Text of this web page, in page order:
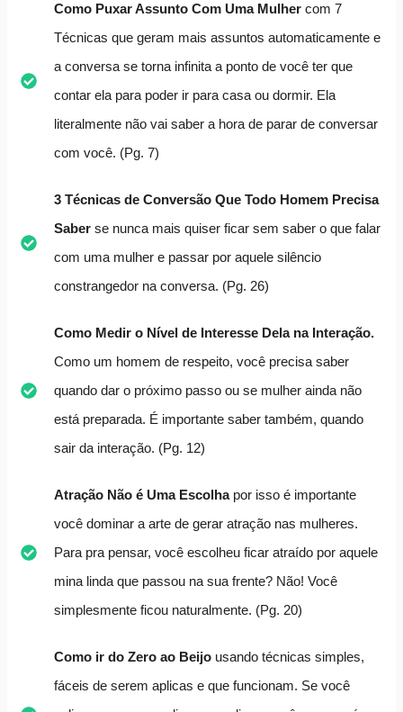
Como Puxar Assunto Com Uma Mulher com 7
Técnicas que geram mais assuntos automaticamente e
a conversa se torna infinita a ponto de você ter que
contar ela para poder ir para casa ou dormir. Ela
literalmente não vai saber a hora de parar de conversar
com você. (Pg. 7)
3 Técnicas de Conversão Que Todo Homem Precisa
Saberse nunca mais quiser ficar sem saber o que falar
com uma mulher e passar por aquele silêncio
constrangedor na conversa. (Pg. 26)
Como Medir o Nível de Interesse Dela na Interação.
Como um homem de respeito, você precisa saber
quando dar o próximo passo ou se mulher ainda não
está preparada. É importante saber também, quando
sair da interação. (Pg. 12)
Atração Não é Uma Escolha por isso é importante
você dominar a arte de gerar atração nas mulheres.
Para pra pensar, você escolheu ficar atraído por aquele
mina linda que passou na sua frente? Não! Você
simplesmente ficou naturalmente. (Pg. 20)
Como ir do Zero ao Beijousando técnicas simples,
fáceis de serem aplicas e que funcionam. Se você